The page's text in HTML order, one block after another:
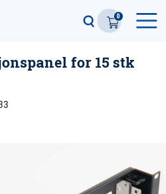
0
for 15 stk